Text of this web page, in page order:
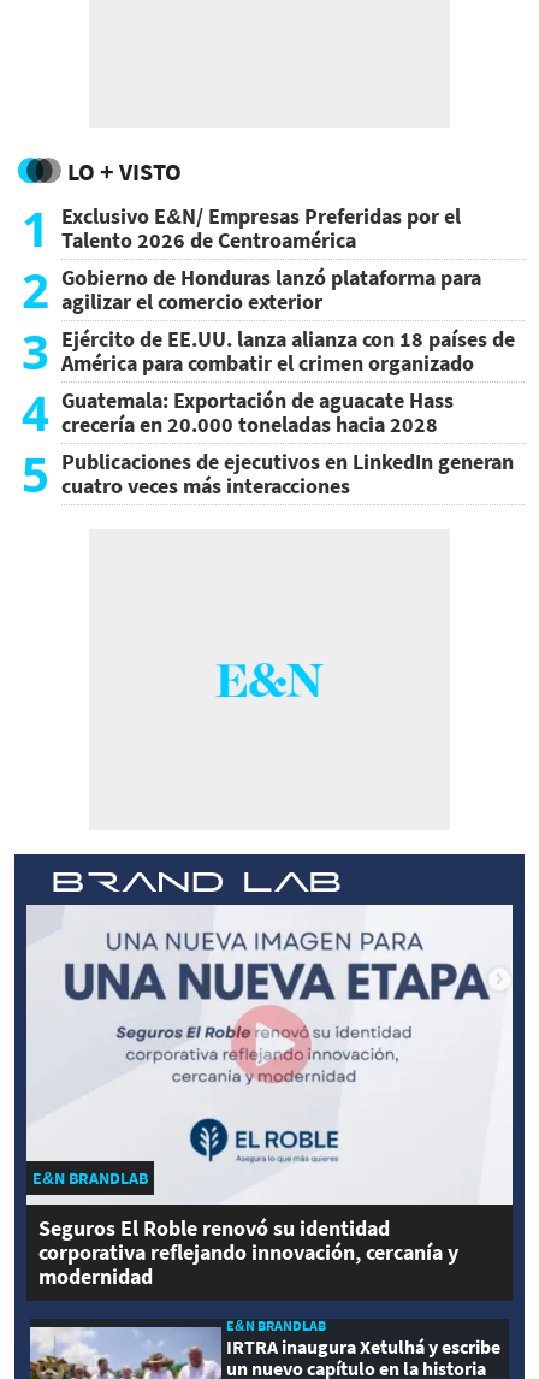
LO + VISTO
1
Exclusivo E&N/ Empresas Preferidas por el
Talento 2026 de Centroamérica
2 Gobierno de Honduras lanzó plataforma para
agilizar el comercio exterior
3 Ejército de EE.UU. lanza alianza con 18 países de
América para combatir el crimen organizado
4 Guatemala: Exportación de aguacate Hass
crecería en 20.000 toneladas hacia 2028
5 Publicaciones de ejecutivos en LinkedIn generan
cuatro veces más interacciones
E&N BRANDLAB
Seguros El Roble renovó su identidad
corporativa reflejando innovación, cercanía y
modernidad
E&N BRANDLAB
IRTRA inaugura Xetulhá y escribe
un nuevo capítulo en la historia